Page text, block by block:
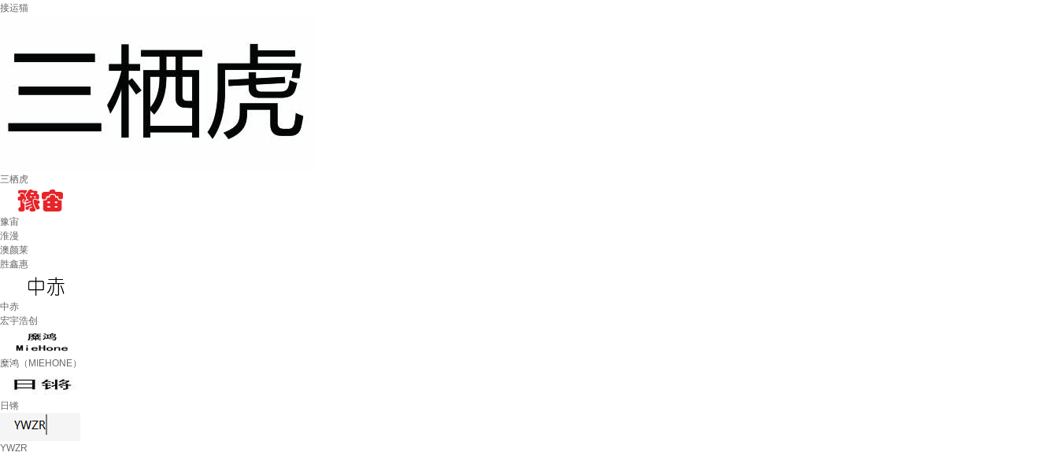
接运猫
三栖虎
豫宙
淮漫
澳颜莱
胜鑫惠
中赤
宏宇浩创
糜鸿（MIEHONE）
日锵
YWZR